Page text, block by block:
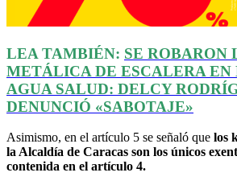
LEA TAMBIÉN: SE ROBARON
METÁLICA DE ESCALERA EN
AGUA SALUD: DELCY
DENUNCIÓ «SABOTAJE»
Asimismo, en el artículo 5 se señaló que los
la Alcaldía de Caracas son los únicos
contenida en el artículo 4.